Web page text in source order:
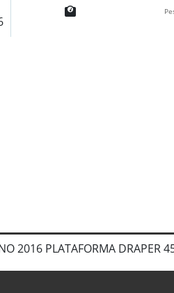
2016 PLATAFORMA DRAPER